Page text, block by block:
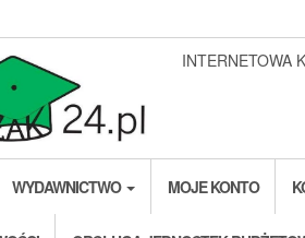
INTERNETOWA
WYDAWNICTWO MOJE KONTO